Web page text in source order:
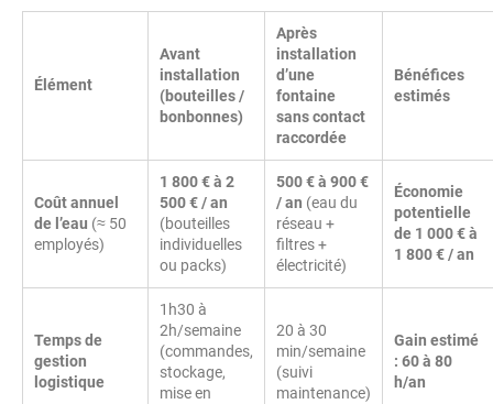
Élément
Avant
installation
(bouteilles /
bonbonnes)
Après
installation
d’une
fontaine
sans contact
raccordée
Bénéfices
estimés
Coût annuel
de l’eau (≈ 50
employés)
1 800 € à 2
500 € / an
(bouteilles
individuelles
ou packs)
500 € à 900 €
/ an (eau du
réseau +
filtres +
électricité)
Économie
potentielle
de 1 000 € à
1 800 € / an
Temps de
gestion
logistique
1h30 à
2h/semaine
(commandes,
stockage,
mise en
20 à 30
min/semaine
(suivi
maintenance)
Gain estimé
: 60 à 80
h/an